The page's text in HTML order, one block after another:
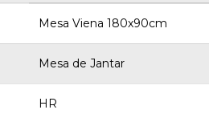
Mesa Viena 180x90cm
Mesa de Jantar
HR